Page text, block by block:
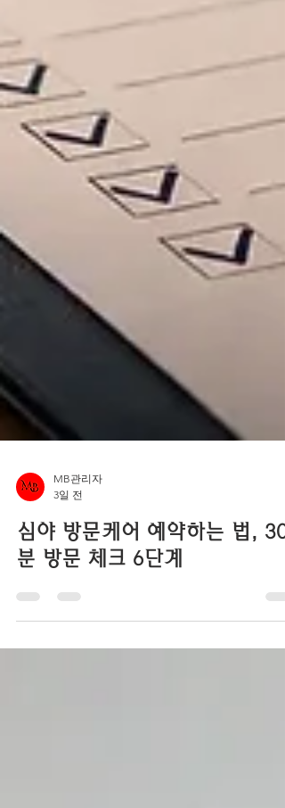
MB관리자
3일 전
심야 방문케어 예약하는 법, 30
분 방문 체크 6단계